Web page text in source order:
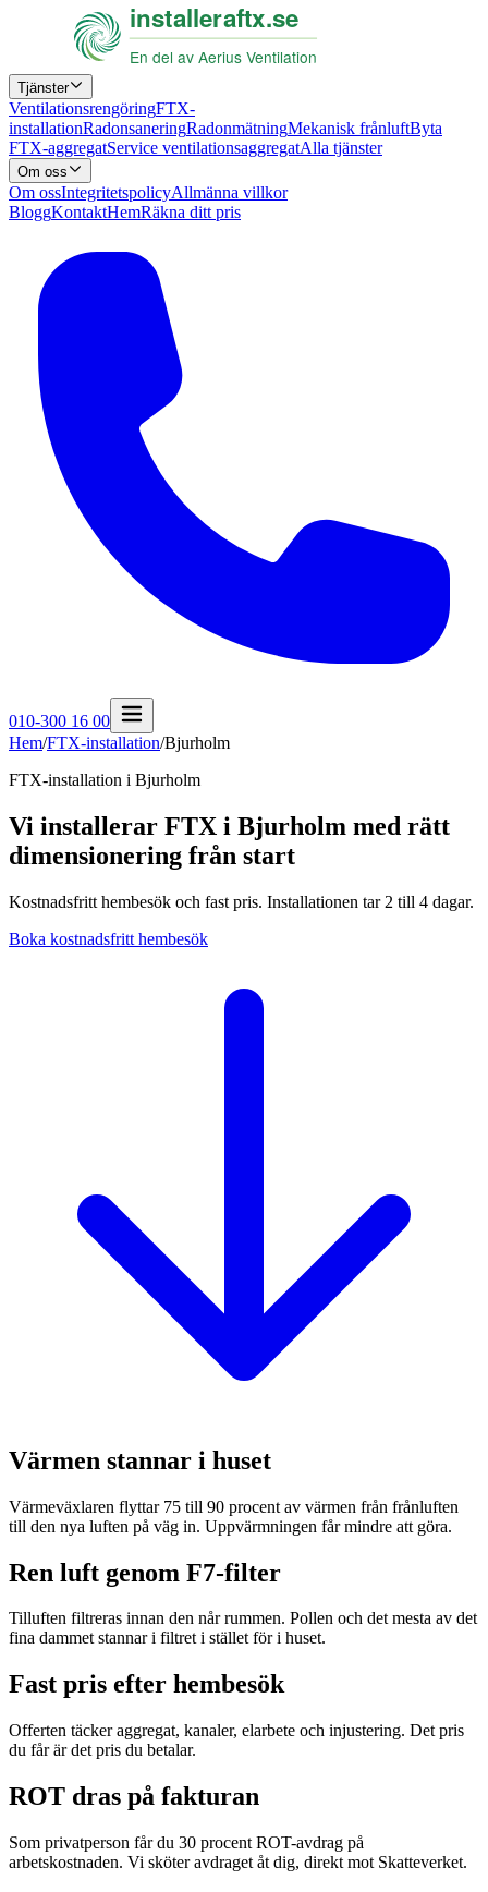
Tjänster
VentilationsrengöringFTX-
installationRadonsaneringRadonmätningMekanisk frånluftByta
FTX-aggregatService ventilationsaggregatAlla tjänster
Om oss
Om ossIntegritetspolicyAllmänna villkor
BloggKontaktHemRäkna ditt pris
010-300 16 00
Hem/FTX-installation/Bjurholm
FTX-installation i Bjurholm
Vi installerar FTX i Bjurholm med rätt
dimensionering från start
Kostnadsfritt hembesök och fast pris. Installationen tar 2 till 4 dagar.
Boka kostnadsfritt hembesök
Värmen stannar i huset
Värmeväxlaren flyttar 75 till 90 procent av värmen från frånluften
till den nya luften på väg in. Uppvärmningen får mindre att göra.
Ren luft genom F7-filter
Tilluften filtreras innan den når rummen. Pollen och det mesta av det
fina dammet stannar i filtret i stället för i huset.
Fast pris efter hembesök
Offerten täcker aggregat, kanaler, elarbete och injustering. Det pris
du får är det pris du betalar.
ROT dras på fakturan
Som privatperson får du 30 procent ROT-avdrag på
arbetskostnaden. Vi sköter avdraget åt dig, direkt mot Skatteverket.